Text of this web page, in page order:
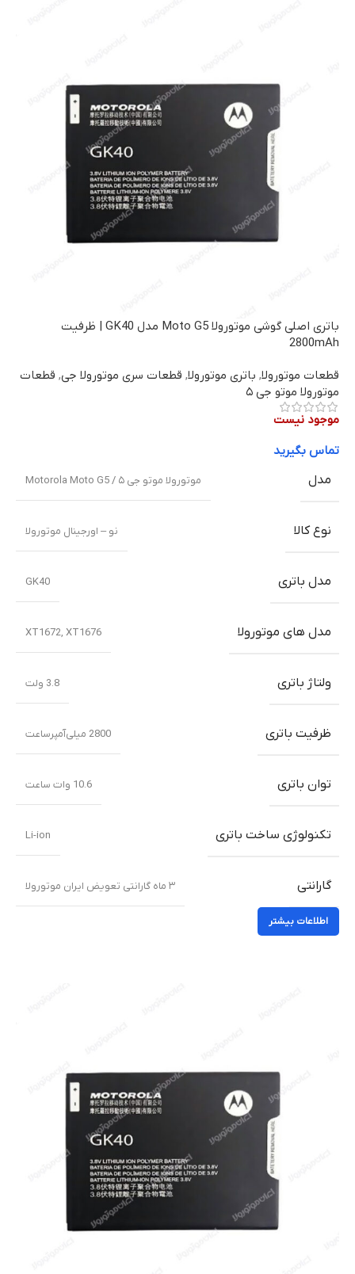
باتری اصلی گوشی موتورولا Moto G5 مدل GK40 | ظرفیت
2800mAh
قطعات موتورولا, باتری موتورولا, قطعات سری موتورولا جی, قطعات
موتورولا موتو جی ۵
موجود نیست
تماس بگیرید
مدل
موتورولا موتو جی ۵ / Motorola Moto G5
نوع کالا نو – اورجینال موتورولا
مدل باتری GK40
مدل های موتورولا XT1672, XT1676
ولتاژ باتری 3.8 ولت
ظرفیت باتری 2800 میلی‌‌‌آمپرساعت
توان باتری 10.6 وات ساعت
تکنولوژی ساخت باتری Li-ion
گارانتی ۳ ماه گارانتی تعویض ایران موتورولا
اطلاعات بیشتر